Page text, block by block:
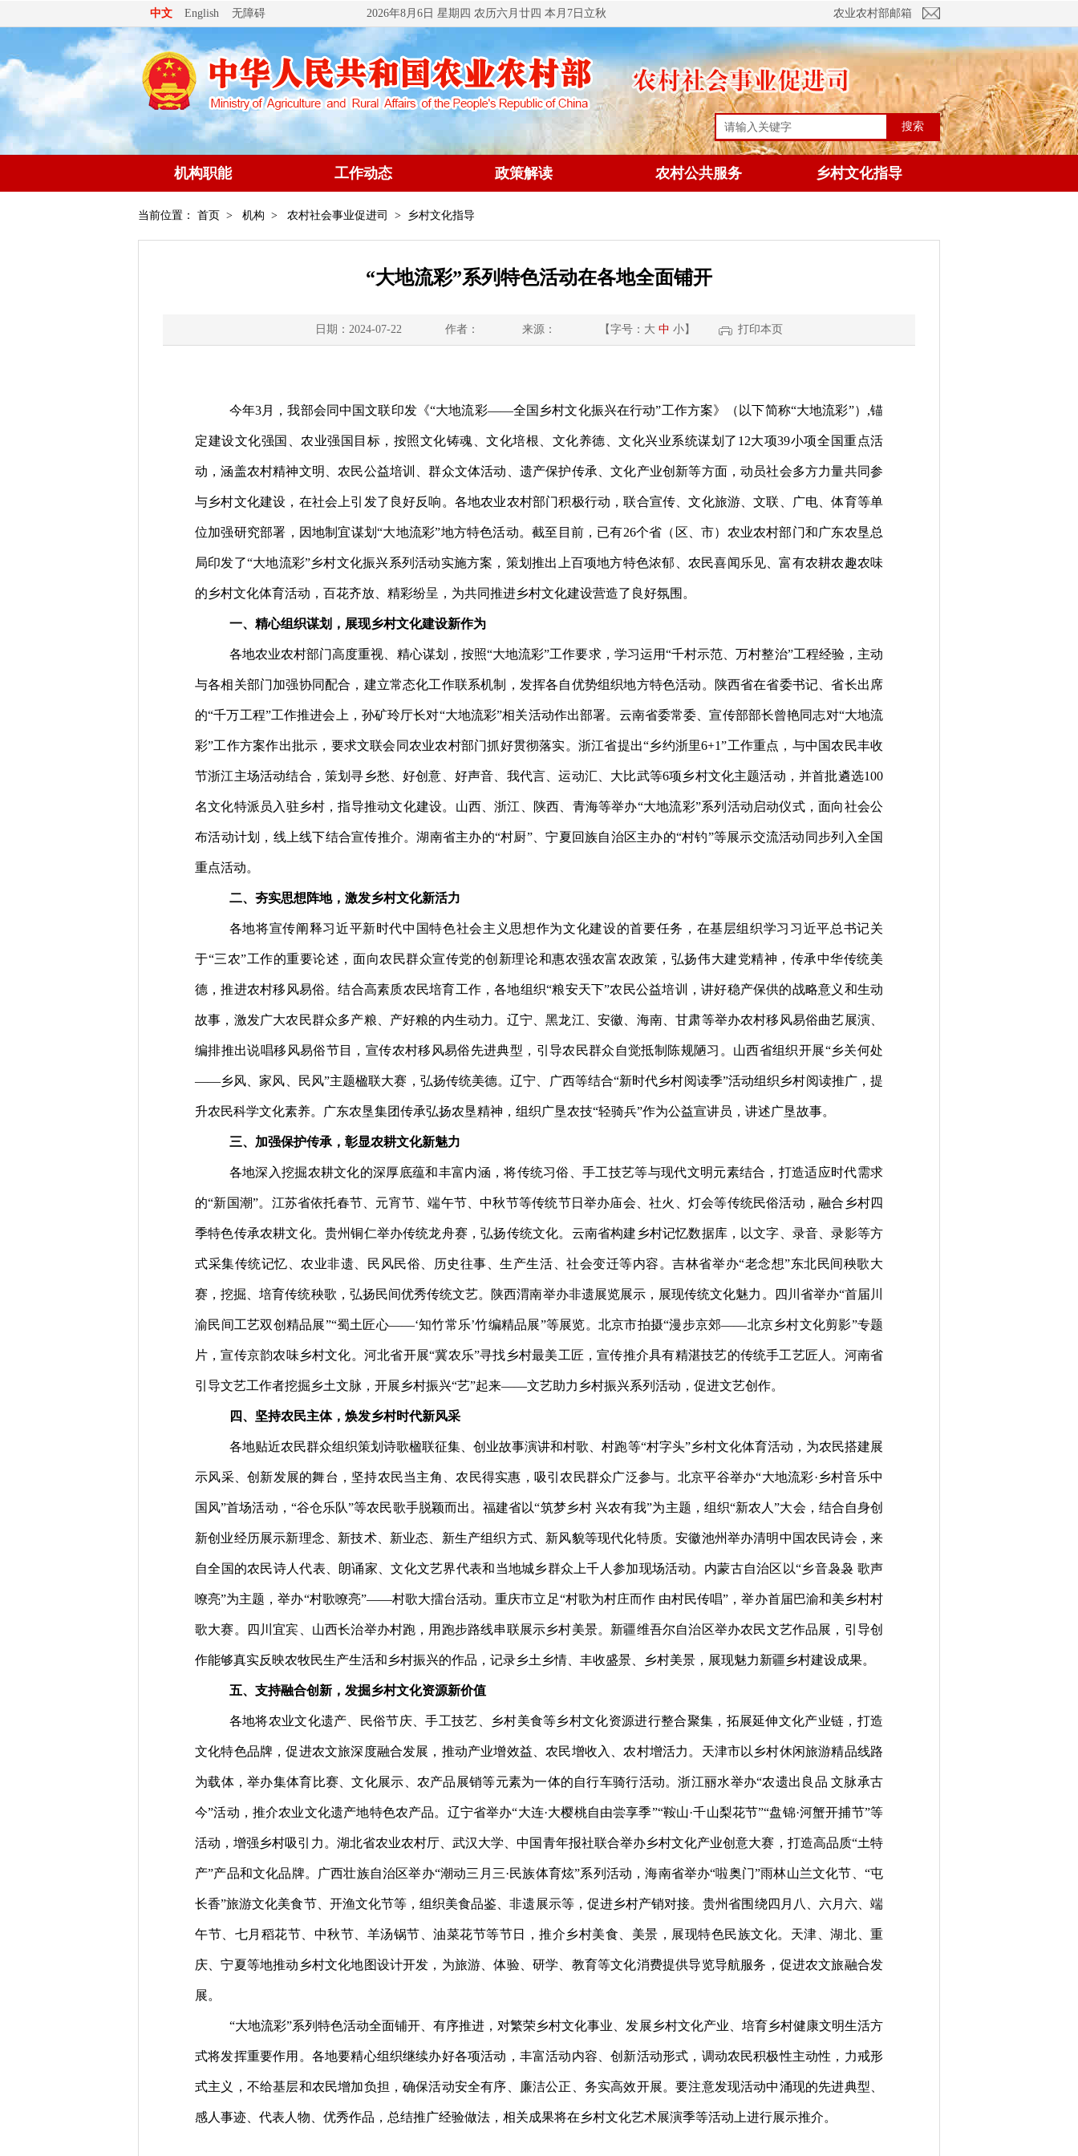
中文 English 无障碍 2026年8月6日 星期四 农历六月廿四 本月7日立秋 农业农村部邮箱
搜索
机构职能 工作动态 政策解读 农村公共服务 乡村文化指导
当前位置： 首页 > 机构 > 农村社会事业促进司 > 乡村文化指导
“大地流彩”系列特色活动在各地全面铺开
日期：2024-07-22 作者： 来源： 【字号： 大 中 小】 打印本页
今年3月，我部会同中国文联印发《“大地流彩——全国乡村文化振兴在行动”工作方案》（以下简称“大地流彩”）,锚
定建设文化强国、农业强国目标，按照文化铸魂、文化培根、文化养德、文化兴业系统谋划 了 12大项39小项全国重点活
动，涵盖农村精神文明、农民公益培训、群众文体活动、 遗产保护传承 、文化产业创新等方面，动员社会多方力量共同参
与乡村文化建设，在社会上引发了良好反响。各地农业农村部门积极行动，联合宣传、文化旅游、文联、广电 、体育等单
位加强研究部署，因地制宜谋划“大地流彩”地方特色活动。截至目前，已有26个省（区、市）农业农村部门和广东农垦总
局印发了“大地流彩”乡村文化振兴系列活动实施方案，策划推出上百项地方特色浓郁、 农民喜闻乐见、富有农耕农趣农味
的乡村文化体育活动，百花齐放、精彩纷呈，为共同推进乡村文化建设营造了良好氛围。
一、精心组织谋划，展现乡村文化建设新作为
各地农业农村部门高度重视 精心谋划， 按照“大地流彩”工作要求，学习运用“千村示范、万村整治”工程经验，主动
与各相关部门加强协同配合，建立常态化工作联系机制，发挥各自优势组织地方特色活动。陕西省在省委书记、省长出席
的“千万工程”工作推进会 上 ， 孙矿玲厅长对“大地流彩”相关活动作出部署。 云南省委常委、宣传部部长曾艳同志对“大地流
彩”工作方案作出批示，要求文联会同农业农村部门抓好贯彻落实。浙江省提出“乡约浙里6+1”工作重点，与中国农民丰收
节浙江主场活动结合，策划寻乡愁、好创意、好声音、我代言、运动汇、大比武等6项乡村文化主题活动 ，并首批遴选100
名文化特派员入驻乡村，指导推动文化建设。 山西、浙江、陕西、 青海等举办“大地流彩”系列活动启动仪式，面向社会公
布活动计划，线上线下结合宣传推介。湖南省主办的“村厨”、宁夏回族自治区主办的“村钓”等展示交流活动同步列入全国
重点活动。
二、夯实思想阵地，激发乡村文化新活力
各地将宣传阐释习近平新时代中国特色社会主义思想作为文化建设的首要任务，在基层组织学习习近平总书记关
于“三农”工作的重要论述，面向农民群众宣传党的创新理论和惠农强农富农政策，弘扬伟大建党精神，传承中华传统美
德，推进农村移风易俗。结合高素质农民培育工作，各地组织“粮安天下”农民公益培训，讲好稳产保供的战略意义和生动
故事，激发广大农民群众多产粮、产好粮的内生动力。辽宁、黑龙江、安徽、海南、甘肃等举办农村移风易俗曲艺展演、
编排推出说唱移风易俗节目 ， 宣传农村移风易俗先进典型 ，引导农民群众自觉抵制陈规陋习。山西省组织开展“乡关何处
——乡风、家风、民风”主题楹联大赛，弘扬传统美德。辽宁、广西等结合“新时代乡村阅读季”活动组织乡村阅读推广，提
升农民科学文化素养。广东农垦集团传承弘扬农垦精神，组织广垦农技“轻骑兵”作为公益宣讲员， 讲述广垦故事。
三、加强保护传承，彰显农耕文化新魅力
各地深入挖掘农耕文化的深厚底蕴和丰富内涵，将传统习俗、手工技艺等与现代文明元素结合，打造适应时代需求
的“新国潮”。江苏省依托春节、元宵节、端午节、中秋节等传统节日举办庙会、社火、灯会等传统民俗活动，融合乡村四
季特色传承农耕文化。 贵州铜仁举办传统龙舟赛，弘扬传统文化。 云南省构建乡村记忆数据库，以文字、录音、录影等方
式采集传统记忆、农业非遗、民风民俗、历史往事、生产生活、社会变迁等内容。吉林省举办“老念想”东北民间秧歌大
赛，挖掘、培育传统秧歌，弘扬民间优秀传统文艺。 陕西渭南举办非遗展览展示，展现传统文化魅力。 四川省举办“首届川
渝民间工艺双创精品展”“蜀土匠心——‘知竹常乐’竹编精品展”等展览。北京市拍摄“漫步京郊——北京乡村文化剪影”专题
片 ，宣传京韵农味乡村文化。河北省开展“冀农乐”寻找乡村最美工匠，宣传推介具有精湛技艺的传统手工艺匠人。河南省
引导文艺工作者挖掘乡土文脉，开展乡村振兴“艺”起来——文艺助力乡村振兴系列活动，促进文艺创作。
四、坚持农民主体，焕发乡村时代新风采
各地贴近农民群众组织策划诗歌楹联征集、创业故事演讲和村歌、村跑等“村字头”乡村文化体育活动，为农民搭建展
示风采、创新发展的舞台，坚持农民当主角、农民得实惠，吸引农民群众广泛参与。 北京平谷举办“大地流彩·乡村音乐中
国风”首场活动，“谷仓乐队”等农民歌手脱颖而出。福建省以“筑梦乡村 兴农有我”为主题，组织“新农人”大会 ， 结合自身创
新创业经历展示新理念、新技术、新业态、新生产组织方式、新风貌等现代化特质。安徽池州举办清明中国农民诗会，来
自全国的农民诗人代表、朗诵家、文化文艺界代表和当地城乡群众上千人参加现场活动。 内蒙古自治区 以“乡音袅袅 歌声
嘹亮”为主题，举办“村歌嘹亮”——村歌大擂台活动。重庆市立足“村歌为村庄而作 由村民传唱”，举办首届巴渝和美乡村村
歌大赛。 四川宜宾、山西长治举办村跑 ，用跑步路线串联展示乡村美景。 新疆维吾尔自治区举办农民文艺作品展，引导创
作能够真实反映农牧民生产生活和乡村振兴的作品，记录乡土乡情、丰收盛景、乡村美景，展现魅力新疆乡村建设成果。
五、支持融合创新，发掘乡村文化资源新价值
各地将农业文化遗产、民俗节庆、手工技艺、乡村美食等乡村文化资源进行整合聚集，拓展延伸文化产业链，打造
文化特色品牌，促进农文旅深度融合发展，推动产业增效益、农民增收入、农村增活力。天津市以乡村休闲旅游精品线路
为载体，举办集体育比赛、文化展示、农产品展销等元素为一体的自行车骑行活动。浙江丽水举办“农遗出良品 文脉承古
今”活动 ，推介农业文化遗产地特色农产品。 辽宁省举办“大连·大樱桃自由尝享季”“鞍山·千山梨花节”“盘锦·河蟹开捕节”等
活动，增强乡村吸引力。 湖北省农业农村厅、武汉大学、中国青年报社联合举办乡村文化产业创意大赛，打造高品质“土特
产”产品和文化品牌。 广西壮族自治区举办“潮动三月三·民族体育炫”系列活动，海南省举办“啦奥门”雨林山兰文化节、“屯
长香”旅游文化美食节、开渔文化节等，组织美食品鉴 、非遗展示等，促进乡村产销对接。贵州省围绕四月八、六月六、端
午节、七月稻花节、中秋节、羊汤锅节、油菜花节等节日，推介乡村美食、美景，展现特色民族文化。天津、湖北、重
庆、宁夏等地推动乡村文化地图设计开发 ， 为旅游、体验、研学、教育等文化消费提供导览导航服务，促进农文旅融合发
展。
“大地流彩”系列特色活动全面铺开、有序推进，对繁荣乡村文化事业、发展乡村文化产业、培育乡村健康文明生活方
式将发挥重要作用。各地要精心组织继续办好各项活动，丰富活动内容、创新活动形式，调动农民积极性主动性，力戒形
式主义，不给基层和农民增加负担，确保活动安全有序、廉洁公正、务实高效开展。要注意发现活动中涌现的先进典型、
感人事迹、代表人物、优秀作品，总结推广经验做法，相关成果将在乡村文化艺术展演季等活动上进行展示推介。